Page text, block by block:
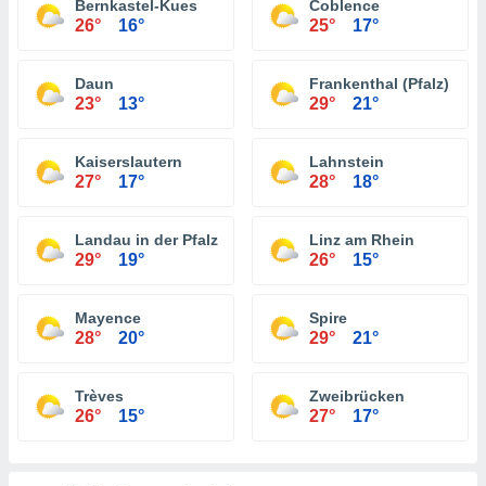
Bernkastel-Kues
26° 16°
Coblence
25° 17°
Daun
23° 13°
Frankenthal (Pfalz)
29° 21°
Kaiserslautern
27° 17°
Lahnstein
28° 18°
Landau in der Pfalz
29° 19°
Linz am Rhein
26° 15°
Mayence
28° 20°
Spire
29° 21°
Trèves
26° 15°
Zweibrücken
27° 17°